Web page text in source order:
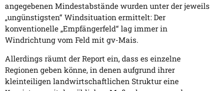
angegebenen Mindestabstände wurden unter der jeweils
„ungünstigsten“ Windsituation ermittelt: Der
konventionelle „Empfängerfeld“ lag immer in
Windrichtung vom Feld mit gv-Mais.
Allerdings räumt der Report ein, dass es einzelne
Regionen geben könne, in denen aufgrund ihrer
kleinteiligen landwirtschaftlichen Struktur eine